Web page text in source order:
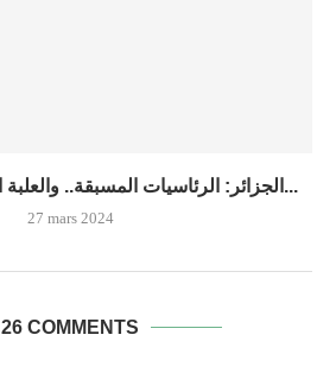
الجزائر: الرئاسيات المسبقة.. والعلبة السوداء في زلل بيان...
27 mars 2024
26 COMMENTS